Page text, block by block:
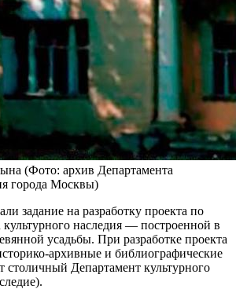
(Фото: архив Департамента
города Москвы)
задание на разработку проекта по
наследия — построенной в
усадьбы. При разработке проекта
архивные и библиографические
столичный Департамент культурного